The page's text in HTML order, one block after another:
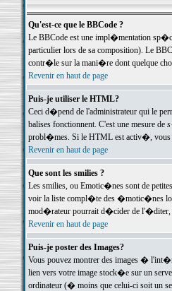
Qu'est-ce que le BBCode ?
Le BBCode est une impl�mentation
particulier lors de sa composition). Le
contr�le sur la mani�re dont quelque
Revenir en haut de page
Puis-je utiliser le HTML?
Ceci d�pend de l'administrateur qui le
balises fonctionnent. C'est une mesure de
probl�mes. Si le HTML est activ�, vous
Revenir en haut de page
Que sont les smilies ?
Les smilies, ou Emotic�nes sont de
voir la liste compl�te des �motic�nes lors
mod�rateur pourrait d�cider de l'�diter,
Revenir en haut de page
Puis-je poster des Images?
Vous pouvez montrer des images �
lien vers votre image stock�e sur un
ordinateur (� moins que celui-ci soit un